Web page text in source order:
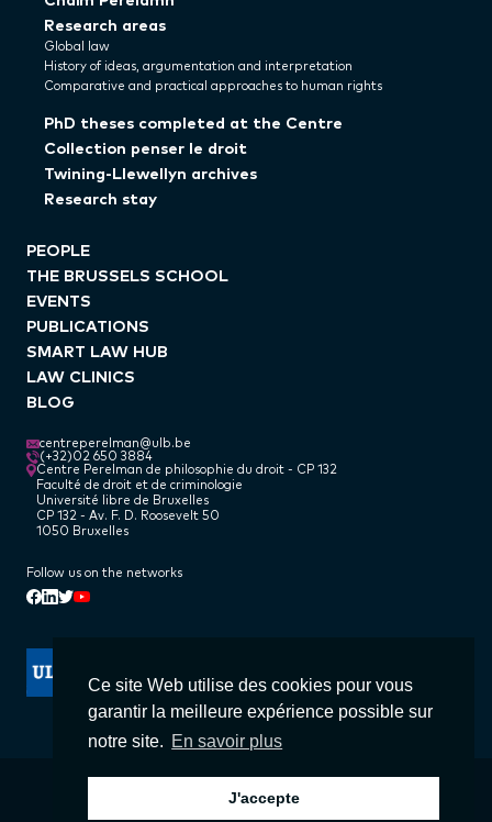
Ce site Web utilise des cookies pour vous
garantir la meilleure expérience possible sur
notre site. En savoir plus
J'accepte
Research areas
Global law
History of ideas, argumentation and interpretation
Comparative and practical approaches to human rights
PhD theses completed at the Centre
Collection penser le droit
Twining-Llewellyn archives
Research stay
PEOPLE
THE BRUSSELS SCHOOL
EVENTS
PUBLICATIONS
SMART LAW HUB
LAW CLINICS
BLOG
centreperelman@ulb.be
(+32)02 650 3884
Centre Perelman de philosophie du droit - CP 132
Faculté de droit et de criminologie
Université libre de Bruxelles
CP 132 - Av. F. D. Roosevelt 50
1050 Bruxelles
Follow us on the networks
Facebook
Linkedin
Twitter
Youtube
© Centre Perelman
[EN] Conditions générales & vie privées